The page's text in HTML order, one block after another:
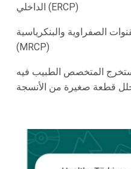
الداخلي (ERCP)
الصفراوية والبنكرياسية
(MRCP)
المتخصص الطبيب فيه